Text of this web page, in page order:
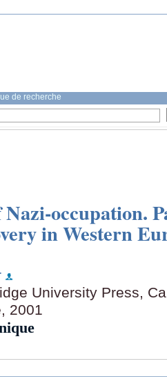
de recherche
Nazi-occupation.
in Western
University Press,
2001